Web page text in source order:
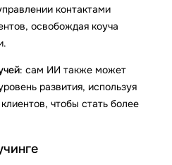
контактами
освобождая коуча
: сам ИИ также может
развития, используя
чтобы стать более